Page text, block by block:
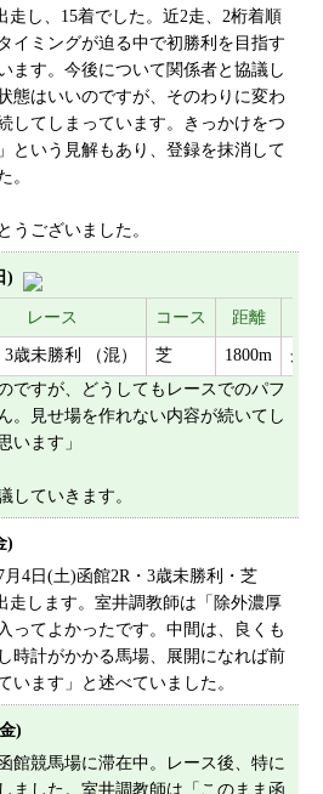
走し、15着でした。近2走、2桁着順
イミングが迫る中で初勝利を目指す
ます。今後について関係者と協議し
態はいいのですが、そのわりに変わ
してしまっています。きっかけをつ
という見解もあり、登録を抹消して
。
うございました。
)
レース コース 距離
3歳未勝利 （混） 芝 1800m
丹
ですが、どうしてもレースでのパフ
。見せ場を作れない内容が続いてし
います」
していきます。
)
4日(土)函館2R・3歳未勝利・芝
走します。室井調教師は「除外濃厚
ってよかったです。中間は、良くも
時計がかかる馬場、展開になれば前
います」と述べていました。
)
館競馬場に滞在中。レース後、特に
ました。室井調教師は「このまま函
サイトマップ